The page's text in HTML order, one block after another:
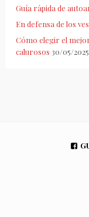
Guía rápida de
En defensa de los
Cómo elegir el
calurosos 30/05/2025